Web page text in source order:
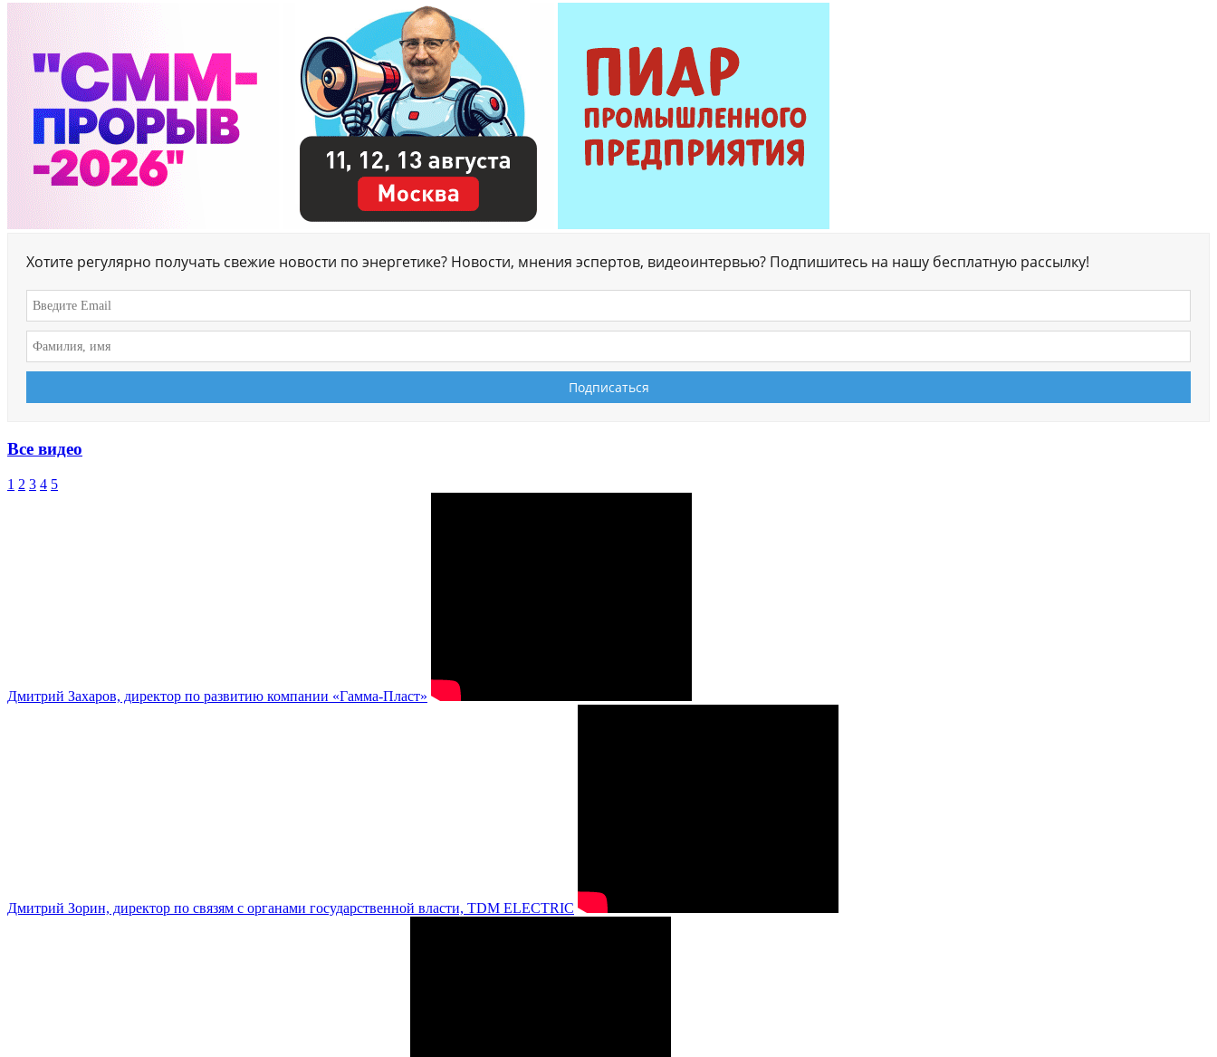
Хотите регулярно получать свежие новости по энергетике? Новости, мнения эспертов, видеоинтервью? Подпишитесь на нашу бесплатную рассылку!
Все видео
1 2 3 4 5
Дмитрий Захаров, директор по развитию компании «Гамма-Пласт»
Дмитрий Зорин, директор по связям с органами государственной власти, TDM ELECTRIC